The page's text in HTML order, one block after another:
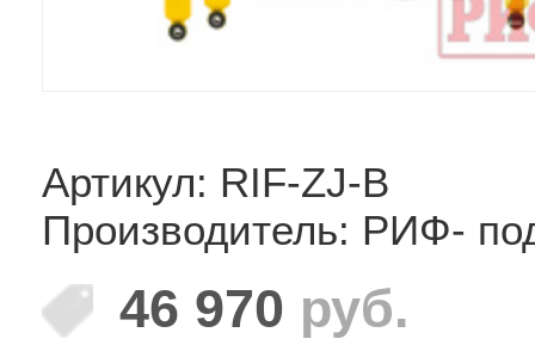
Артикул: RIF-ZJ-B
Производитель: РИФ-
46 970 руб.